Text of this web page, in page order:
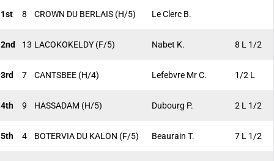
1st 8 CROWN DU BERLAIS (H/5) Le Clerc B.
2nd 13 LACOKOKELDY (F/5) Nabet K. 8 L 1/2
3rd 7 CANTSBEE (H/4) Lefebvre Mr C. 1/2 L
4th 9 HASSADAM (H/5) Dubourg P. 2 L 1/2
5th 4 BOTERVIA DU KALON (F/5) Beaurain T. 7 L 1/2